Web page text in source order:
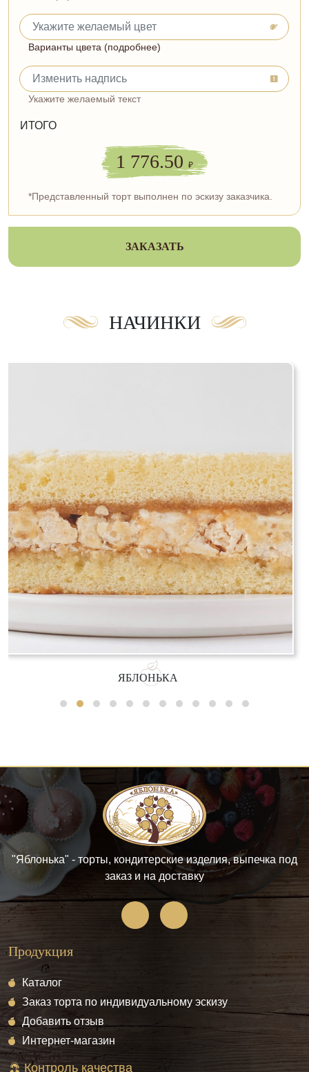
Варианты цвета (подробнее)
Укажите желаемый текст
ИТОГО
1 776.50 ₽
*Представленный торт выполнен по эскизу заказчика.
ЗАКАЗАТЬ
НАЧИНКИ
"Яблонька" - торты, кондитерские изделия, выпечка под
заказ и на доставку
Продукция
Каталог
Заказ торта по индивидуальному эскизу
Добавить отзыв
Интернет-магазин
Контроль качества